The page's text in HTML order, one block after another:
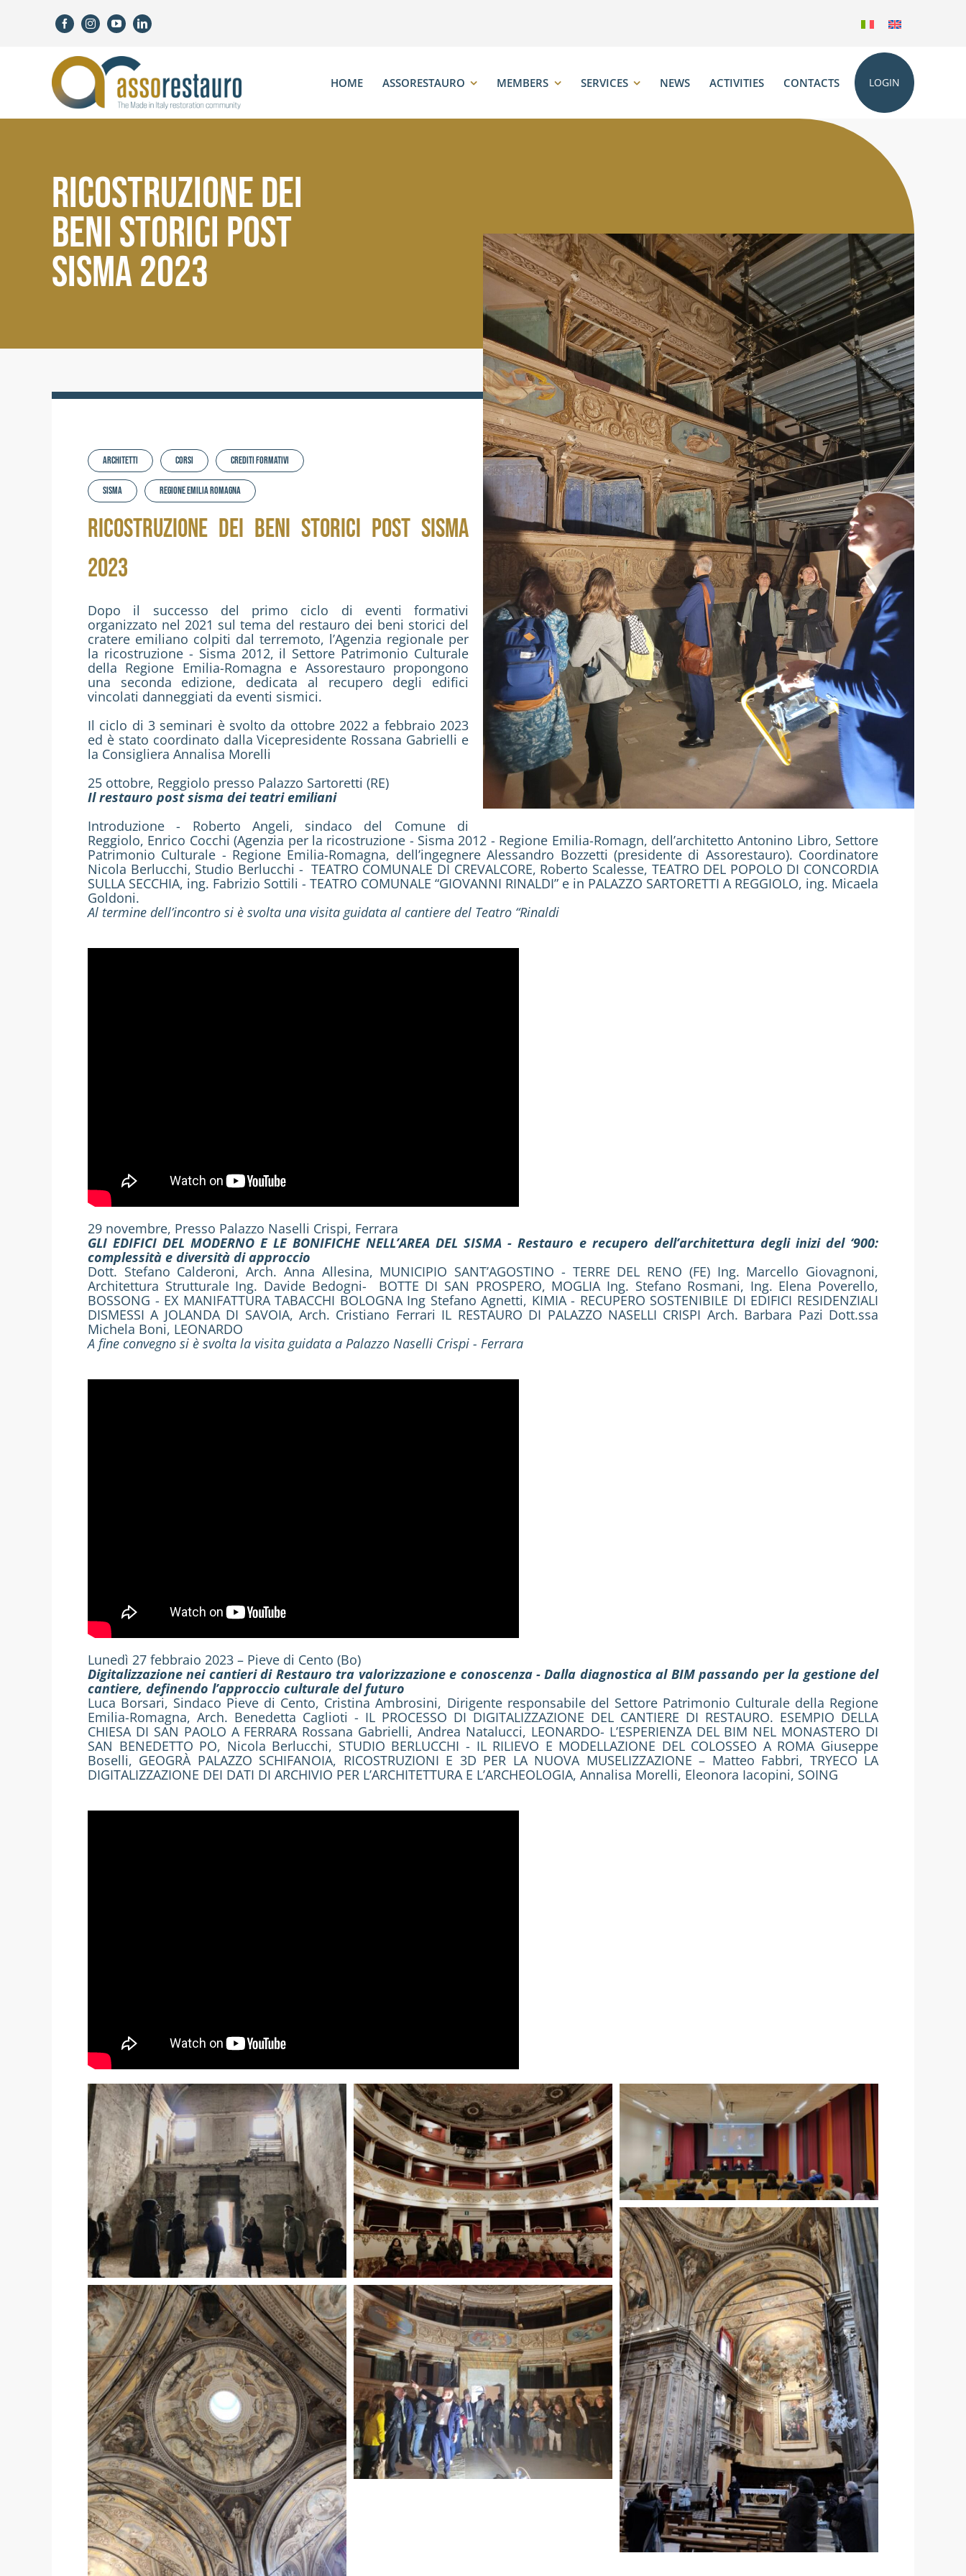
HOME ASSORESTAURO MEMBERS SERVICES NEWS ACTIVITIES CONTACTS LOGIN
RICOSTRUZIONE DEI
BENI STORICI POST
SISMA 2023
Architetti Corsi Crediti formativi
Sisma Regione Emilia Romagna
RICOSTRUZIONE DEI BENI STORICI POST SISMA
2023
Dopo il successo del primo ciclo di eventi formativi
organizzato nel 2021 sul tema del restauro dei beni storici del
cratere emiliano colpiti dal terremoto, l’Agenzia regionale per
la ricostruzione - Sisma 2012, il Settore Patrimonio Culturale
della Regione Emilia-Romagna e Assorestauro propongono
una seconda edizione, dedicata al recupero degli edifici
vincolati danneggiati da eventi sismici.
Il ciclo di 3 seminari è svolto da ottobre 2022 a febbraio 2023
ed è stato coordinato dalla Vicepresidente Rossana Gabrielli e
la Consigliera Annalisa Morelli
25 ottobre, Reggiolo presso Palazzo Sartoretti (RE)
Il restauro post sisma dei teatri emiliani
Introduzione - Roberto Angeli, sindaco del Comune di
Reggiolo, Enrico Cocchi (Agenzia per la ricostruzione - Sisma 2012 - Regione Emilia-Romagn, dell’architetto Antonino Libro, Settore
Patrimonio Culturale - Regione Emilia-Romagna, dell’ingegnere Alessandro Bozzetti (presidente di Assorestauro). Coordinatore
Nicola Berlucchi, Studio Berlucchi - TEATRO COMUNALE DI CREVALCORE, Roberto Scalesse, TEATRO DEL POPOLO DI CONCORDIA
SULLA SECCHIA, ing. Fabrizio Sottili - TEATRO COMUNALE “GIOVANNI RINALDI” e in PALAZZO SARTORETTI A REGGIOLO, ing. Micaela
Goldoni.
Al termine dell’incontro si è svolta una visita guidata al cantiere del Teatro “Rinaldi
29 novembre, Presso Palazzo Naselli Crispi, Ferrara
GLI EDIFICI DEL MODERNO E LE BONIFICHE NELL’AREA DEL SISMA - Restauro e recupero dell’architettura degli inizi del ‘900:
complessità e diversità di approccio
Dott. Stefano Calderoni, Arch. Anna Allesina, MUNICIPIO SANT’AGOSTINO - TERRE DEL RENO (FE) Ing. Marcello Giovagnoni,
Architettura Strutturale Ing. Davide Bedogni- BOTTE DI SAN PROSPERO, MOGLIA Ing. Stefano Rosmani, Ing. Elena Poverello,
BOSSONG - EX MANIFATTURA TABACCHI BOLOGNA Ing Stefano Agnetti, KIMIA - RECUPERO SOSTENIBILE DI EDIFICI RESIDENZIALI
DISMESSI A JOLANDA DI SAVOIA, Arch. Cristiano Ferrari IL RESTAURO DI PALAZZO NASELLI CRISPI Arch. Barbara Pazi Dott.ssa
Michela Boni, LEONARDO
A fine convegno si è svolta la visita guidata a Palazzo Naselli Crispi - Ferrara
Lunedì 27 febbraio 2023 – Pieve di Cento (Bo)
Digitalizzazione nei cantieri di Restauro tra valorizzazione e conoscenza - Dalla diagnostica al BIM passando per la gestione del
cantiere, definendo l’approccio culturale del futuro
Luca Borsari, Sindaco Pieve di Cento, Cristina Ambrosini, Dirigente responsabile del Settore Patrimonio Culturale della Regione
Emilia-Romagna, Arch. Benedetta Caglioti - IL PROCESSO DI DIGITALIZZAZIONE DEL CANTIERE DI RESTAURO. ESEMPIO DELLA
CHIESA DI SAN PAOLO A FERRARA Rossana Gabrielli, Andrea Natalucci, LEONARDO- L’ESPERIENZA DEL BIM NEL MONASTERO DI
SAN BENEDETTO PO, Nicola Berlucchi, STUDIO BERLUCCHI - IL RILIEVO E MODELLAZIONE DEL COLOSSEO A ROMA Giuseppe
Boselli, GEOGRÀ PALAZZO SCHIFANOIA, RICOSTRUZIONI E 3D PER LA NUOVA MUSELIZZAZIONE – Matteo Fabbri, TRYECO LA
DIGITALIZZAZIONE DEI DATI DI ARCHIVIO PER L’ARCHITETTURA E L’ARCHEOLOGIA, Annalisa Morelli, Eleonora Iacopini, SOING